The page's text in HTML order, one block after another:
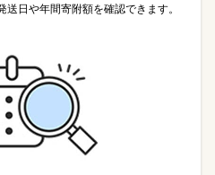
日や年間寄附額を確認できます。